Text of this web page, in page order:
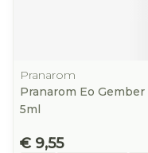
Pranarom
Pranarom Eo Gember
5ml
€ 9,55